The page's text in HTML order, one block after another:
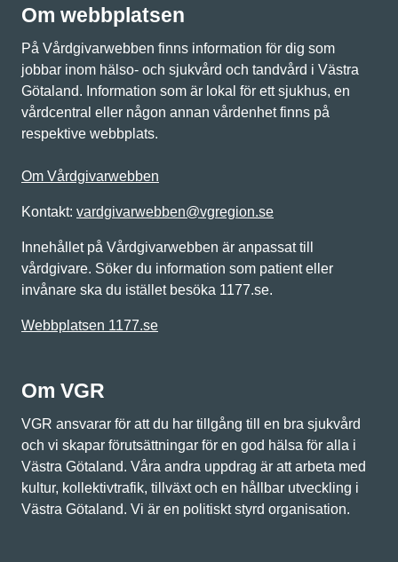
Om webbplatsen
På Vårdgivarwebben finns information för dig som
jobbar inom hälso- och sjukvård och tandvård i Västra
Götaland. Information som är lokal för ett sjukhus, en
vårdcentral eller någon annan vårdenhet finns på
respektive webbplats.
Om Vårdgivarwebben
Kontakt: vardgivarwebben@vgregion.se
Innehållet på Vårdgivarwebben är anpassat till
vårdgivare. Söker du information som patient eller
invånare ska du istället besöka 1177.se.
Webbplatsen 1177.se
Om VGR
VGR ansvarar för att du har tillgång till en bra sjukvård
och vi skapar förutsättningar för en god hälsa för alla i
Västra Götaland. Våra andra uppdrag är att arbeta med
kultur, kollektivtrafik, tillväxt och en hållbar utveckling i
Västra Götaland. Vi är en politiskt styrd organisation.